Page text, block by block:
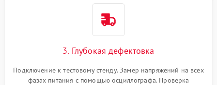
3. Глубокая дефектовка
Подключение к тестовому стенду. Замер напряжений на всех
фазах питания с помощью осциллографа. Проверка